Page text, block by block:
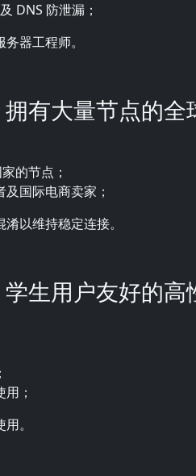
DNS 防泄漏；
器工程师。
有大量节点的全
的节点；
国际电商卖家；
以维持稳定连接。
生用户友好的高
；
。